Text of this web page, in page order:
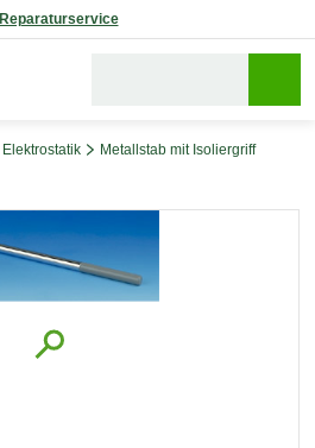
Reparaturservice
Elektrostatik Metallstab mit Isoliergriff